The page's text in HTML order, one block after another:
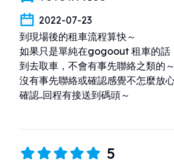
2022-07-23
到現場後的租車流程算快～
如果只是單純在gogoout 租車的話
到去取車，不會有事先聯絡之類的
沒有事先聯絡或確認感覺不怎麼放
確認..回程有接送到碼頭～
5